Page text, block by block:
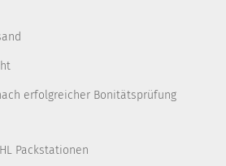
erfolgreicher Bonitätsprüfung
Packstationen